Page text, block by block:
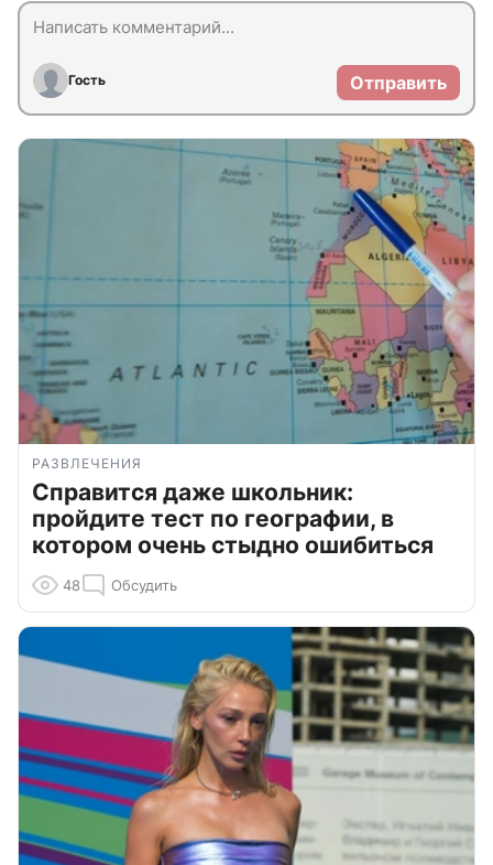
Гость Отправить
РАЗВЛЕЧЕНИЯ
Справится даже школьник:
пройдите тест по географии, в
котором очень стыдно ошибиться
48 Обсудить